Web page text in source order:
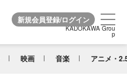
KADOKAWA Grou
p
映画 音楽 アニメ・
KADOKAWA Grou
p